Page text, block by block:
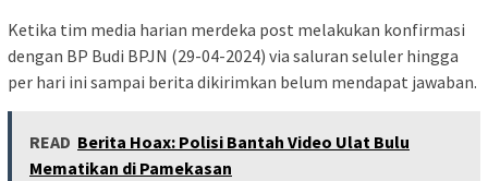
Ketika tim media harian merdeka post melakukan konfirmasi
dengan BP Budi BPJN (29-04-2024) via saluran seluler hingga
per hari ini sampai berita dikirimkan belum mendapat jawaban.
READ Berita Hoax: Polisi Bantah Video Ulat Bulu
Mematikan di Pamekasan